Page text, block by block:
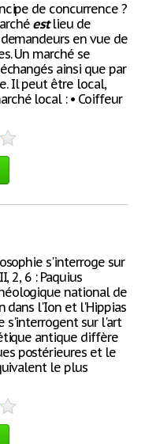
de concurrence ?
estlieu de
en vue de
Un marché se
ainsi que par
Il peut être local,
local : • Coiffeur
s'interroge sur
2, 6 : Paquius
national de
dans l'Ion et l'Hippias
s'interrogent sur l'art
antique diffère
postérieures et le
le plus